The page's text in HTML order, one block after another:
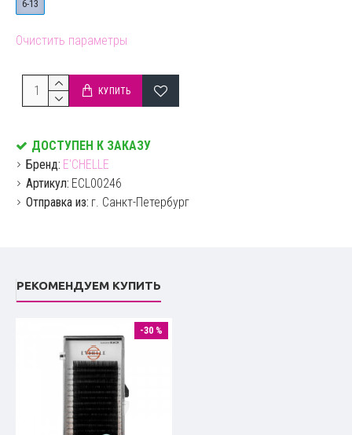
ДОСТУПЕН К ЗАКАЗУ
Бренд: E'CHELLE
Артикул: ECL00246
Отправка из: г. Санкт-Петербург
6-13
Очистить параметры
КУПИТЬ
РЕКОМЕНДУЕМ КУПИТЬ
-30 %